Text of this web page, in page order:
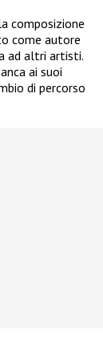
composizione
come autore
ad altri artisti.
ai suoi
di percorso